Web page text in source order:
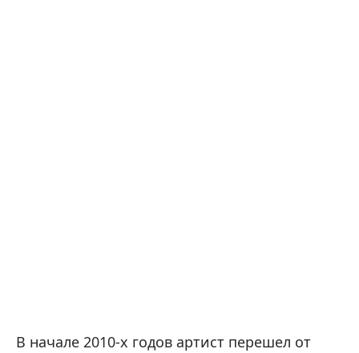
В начале 2010-х годов артист перешел от